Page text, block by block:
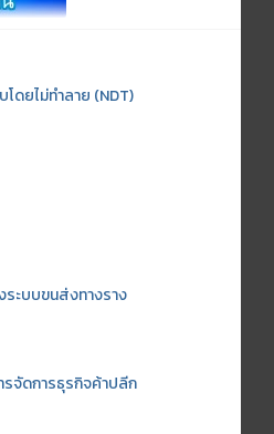
ดยไม่ทำลาย (NDT)
ะบบขนส่งทางราง
จัดการธุรกิจค้าปลีก